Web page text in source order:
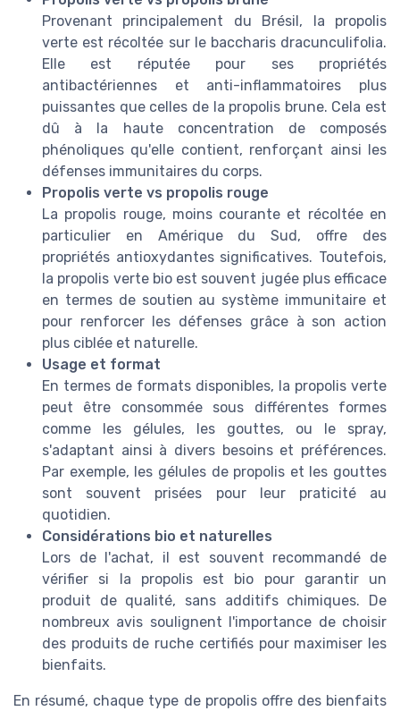
Provenant principalement du Brésil, la propolis
verte est récoltée sur le baccharis dracunculifolia.
Elle est réputée pour ses propriétés
antibactériennes et anti-inflammatoires plus
puissantes que celles de la propolis brune. Cela est
dû à la haute concentration de composés
phénoliques qu'elle contient, renforçant ainsi les
défenses immunitaires du corps.
Propolis verte vs propolis rouge
La propolis rouge, moins courante et récoltée en
particulier en Amérique du Sud, offre des
propriétés antioxydantes significatives. Toutefois,
la propolis verte bio est souvent jugée plus efficace
en termes de soutien au système immunitaire et
pour renforcer les défenses grâce à son action
plus ciblée et naturelle.
Usage et format
En termes de formats disponibles, la propolis verte
peut être consommée sous différentes formes
comme les gélules, les gouttes, ou le spray,
s'adaptant ainsi à divers besoins et préférences.
Par exemple, les gélules de propolis et les gouttes
sont souvent prisées pour leur praticité au
quotidien.
Considérations bio et naturelles
Lors de l'achat, il est souvent recommandé de
vérifier si la propolis est bio pour garantir un
produit de qualité, sans additifs chimiques. De
nombreux avis soulignent l'importance de choisir
des produits de ruche certifiés pour maximiser les
bienfaits.
En résumé, chaque type de propolis offre des bienfaits